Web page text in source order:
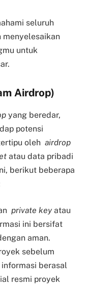
seluruh
menyelesaikan
untuk
Airdrop)
yang beredar,
potensi
oleh airdrop
atau data pribadi
berikut beberapa
private key atau
ini bersifat
aman.
sebelum
berasal
resmi proyek